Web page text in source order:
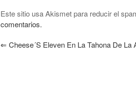
Este sitio usa Akismet para reducir el
comentarios.
⇐ Cheese´s Eleven En La Tahona De La